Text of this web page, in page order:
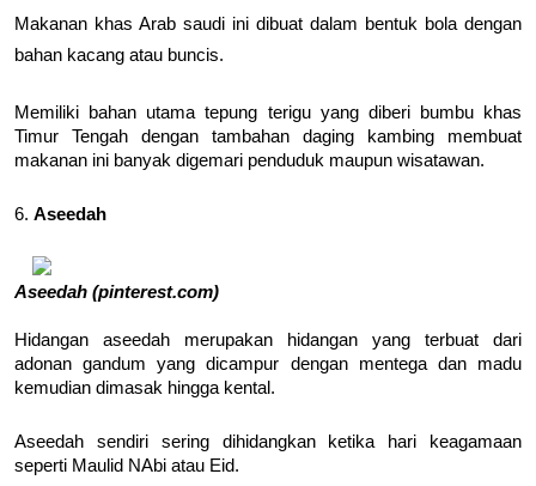
Makanan khas Arab saudi ini dibuat dalam bentuk bola dengan
bahan kacang atau buncis.
Memiliki bahan utama tepung terigu yang diberi bumbu khas
Timur Tengah dengan tambahan daging kambing membuat
makanan ini banyak digemari penduduk maupun wisatawan.
6. Aseedah
Aseedah (pinterest.com)
Hidangan aseedah merupakan hidangan yang terbuat dari
adonan gandum yang dicampur dengan mentega dan madu
kemudian dimasak hingga kental.
Aseedah sendiri sering dihidangkan ketika hari keagamaan
seperti Maulid NAbi atau Eid.